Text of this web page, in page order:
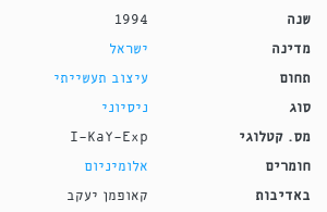
שנה 1994
מדינה ישראל
תחום עיצוב תעשייתי
סוג ניסיוני
מס. קטלוגי I-KaY-Exp
חומרים אלומיניום
באדיבות קאופמן יעקב